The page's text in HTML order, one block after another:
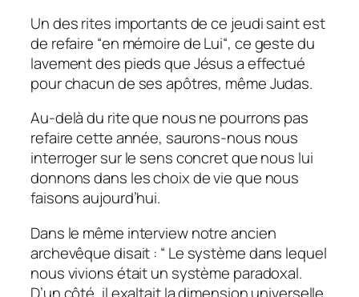
Un des rites importants de ce jeudi saint est
de refaire “en mémoire de Lui“, ce geste du
lavement des pieds que Jésus a effectué
pour chacun de ses apôtres, même Judas.
Au-delà du rite que nous ne pourrons pas
refaire cette année, saurons-nous nous
interroger sur le sens concret que nous lui
donnons dans les choix de vie que nous
faisons aujourd’hui.
Dans le même interview notre ancien
archevêque disait : “ Le système dans lequel
nous vivions était un système paradoxal.
D’un côté, il exaltait la dimension universelle